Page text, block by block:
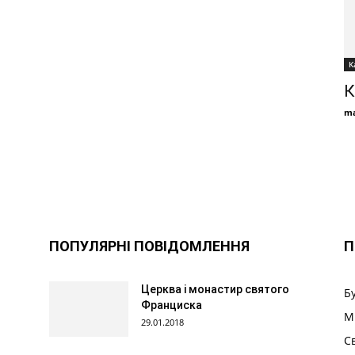
ПОПУЛЯРНІ ПОВІДОМЛЕННЯ
Церква і монастир святого
Франциска
29.01.2018